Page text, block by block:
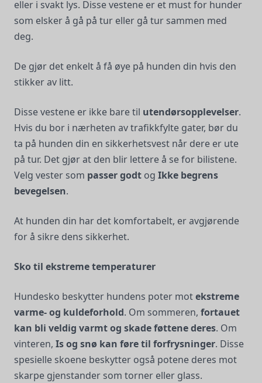
eller i svakt lys. Disse vestene er et must for hunder
som elsker å gå på tur eller gå tur sammen med
deg.
De gjør det enkelt å få øye på hunden din hvis den
stikker av litt.
Disse vestene er ikke bare til utendørsopplevelser.
Hvis du bor i nærheten av trafikkfylte gater, bør du
ta på hunden din en sikkerhetsvest når dere er ute
på tur. Det gjør at den blir lettere å se for bilistene.
Velg vester som passer godt og Ikke begrens
bevegelsen.
At hunden din har det komfortabelt, er avgjørende
for å sikre dens sikkerhet.
Sko til ekstreme temperaturer
Hundesko beskytter hundens poter motekstreme
varme- og kuldeforhold. Om sommeren, fortauet
kan bli veldig varmt og skade føttene deres. Om
vinteren, Is og snø kan føre til forfrysninger. Disse
spesielle skoene beskytter også potene deres mot
skarpe gjenstander som torner eller glass.